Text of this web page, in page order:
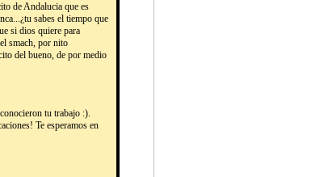
de Andalucia que es
sabes el tiempo que
si dios quiere para
smach, por nito
del bueno, de por medio
tu trabajo :).
Te esperamos en